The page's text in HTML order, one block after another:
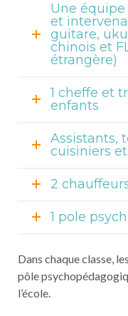
Une équipe
et
guitare,
chinois et
étrangère)
1 cheffe et
enfants
Assistants,
cuisiniers
2
1 pole
Dans chaque classe,
pôle
l’école.